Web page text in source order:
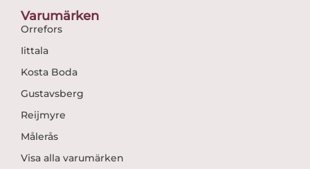
Varumärken
Orrefors
Iittala
Kosta Boda
Gustavsberg
Reijmyre
Målerås
Visa alla varumärken